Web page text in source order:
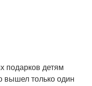
подарков детям
вышел только один